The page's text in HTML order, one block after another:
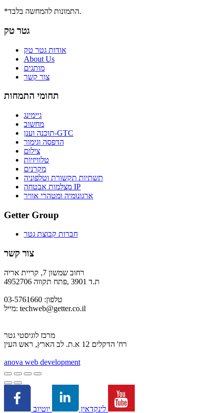
*התמונות להמחשה בלבד.
גטר טק
אודות גטר טק
About Us
מותגים
צור קשר
תחומי התמחות
גיימינג
מחשוב
תוכנה וענן-GTC
הדפסה וגימור
צילום
טלוויזיות
מקרנים
תשתיות תקשורת וטלפוניה
מצלמות אבטחה IP
ארגונומיה ומטהרי אוויר
Getter Group
חברות קבוצת גטר
צור קשר
רחוב שמשון 7, קריית אריה
ת.ד 3901 ,פתח תקווה 4952706
טלפון: 03-5761660
מייל: techweb@getter.co.il
מרכז לוגיסטי גטר
רח' הדקלים 12 א.ת. לב הארץ, ראש העין
anova web development
לינקדאין